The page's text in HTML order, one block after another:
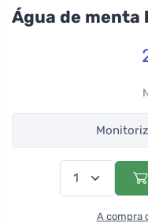
Água de menta
A compra